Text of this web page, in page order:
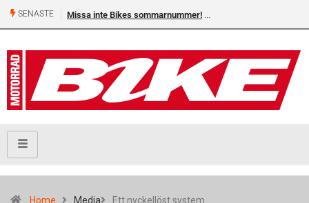
SENASTE Missa inte Bikes sommarnummer!
Home Media Ett nyckellöst system…